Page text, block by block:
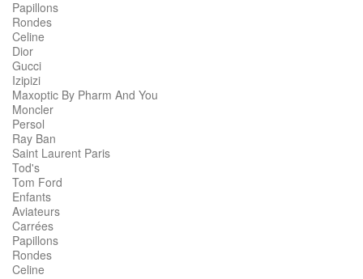
Papillons
Rondes
Celine
Dior
Gucci
Izipizi
Maxoptic By Pharm And You
Moncler
Persol
Ray Ban
Saint Laurent Paris
Tod's
Tom Ford
Enfants
Aviateurs
Carrées
Papillons
Rondes
Celine